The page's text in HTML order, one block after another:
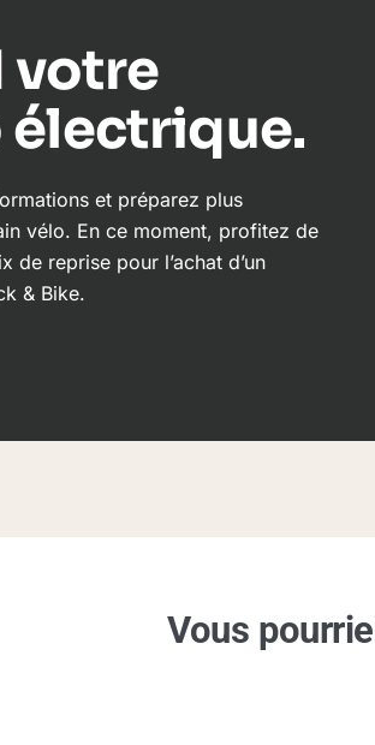
votre
électrique.
et préparez plus
vélo. En ce moment, profitez de
reprise pour l’achat d’un
& Bike.
Vous